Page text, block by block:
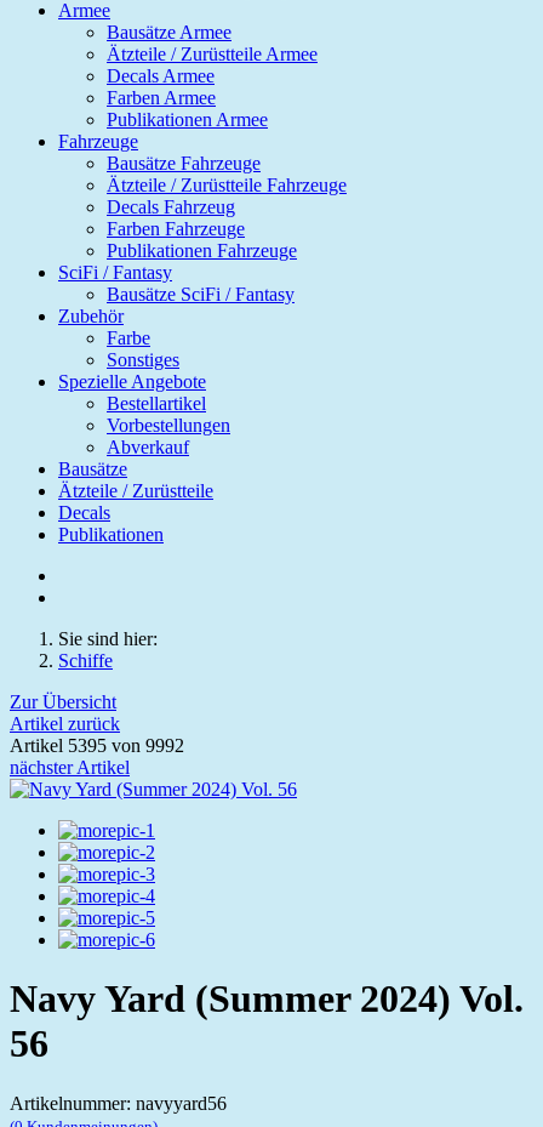
Armee
Bausätze Armee
Ätzteile / Zurüstteile Armee
Decals Armee
Farben Armee
Publikationen Armee
Fahrzeuge
Bausätze Fahrzeuge
Ätzteile / Zurüstteile Fahrzeuge
Decals Fahrzeug
Farben Fahrzeuge
Publikationen Fahrzeuge
SciFi / Fantasy
Bausätze SciFi / Fantasy
Zubehör
Farbe
Sonstiges
Spezielle Angebote
Bestellartikel
Vorbestellungen
Abverkauf
Bausätze
Ätzteile / Zurüstteile
Decals
Publikationen
Sie sind hier:
Schiffe
Zur Übersicht
Artikel zurück
Artikel 5395 von 9992
nächster Artikel
Navy Yard (Summer 2024) Vol.
56
Artikelnummer: navyyard56